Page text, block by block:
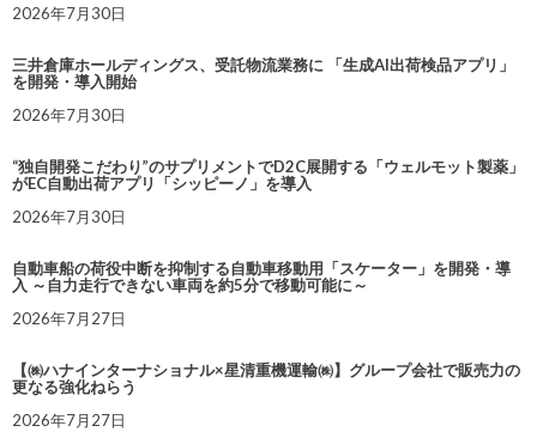
2026年7月30日
三井倉庫ホールディングス、受託物流業務に 「生成AI出荷検品アプリ」
を開発・導入開始
2026年7月30日
“独自開発こだわり”のサプリメントでD2C展開する「ウェルモット製薬」
がEC自動出荷アプリ「シッピーノ」を導入
2026年7月30日
自動車船の荷役中断を抑制する自動車移動用「スケーター」を開発・導
入 ～自力走行できない車両を約5分で移動可能に～
2026年7月27日
【㈱ハナインターナショナル×星清重機運輸㈱】グループ会社で販売力の
更なる強化ねらう
2026年7月27日